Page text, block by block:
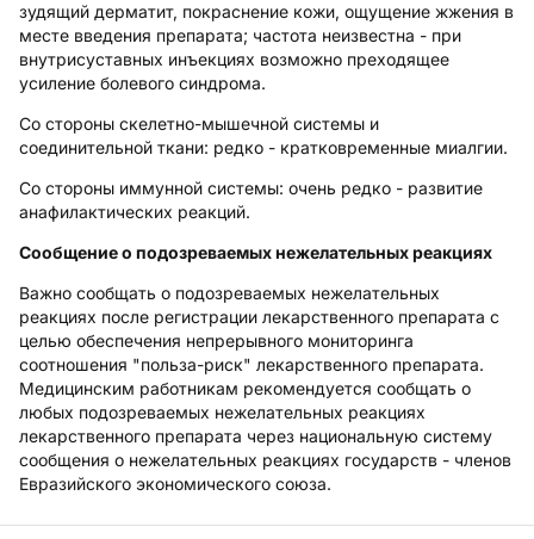
зудящий дерматит, покраснение кожи, ощущение жжения в
месте введения препарата; частота неизвестна - при
внутрисуставных инъекциях возможно преходящее
усиление болевого синдрома.
Со стороны скелетно-мышечной системы и
соединительной ткани: редко - кратковременные миалгии.
Со стороны иммунной системы: очень редко - развитие
анафилактических реакций.
Сообщение о подозреваемых нежелательных реакциях
Важно сообщать о подозреваемых нежелательных
реакциях после регистрации лекарственного препарата с
целью обеспечения непрерывного мониторинга
соотношения "польза-риск" лекарственного препарата.
Медицинским работникам рекомендуется сообщать о
любых подозреваемых нежелательных реакциях
лекарственного препарата через национальную систему
сообщения о нежелательных реакциях государств - членов
Евразийского экономического союза.